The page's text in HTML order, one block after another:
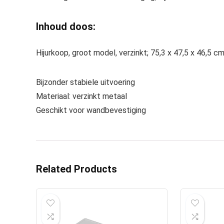
Inhoud doos:
Hijurkoop, groot model, verzinkt; 75,3 x 47,5 x 46,5 cm
Bijzonder stabiele uitvoering
Materiaal: verzinkt metaal
Geschikt voor wandbevestiging
Related Products